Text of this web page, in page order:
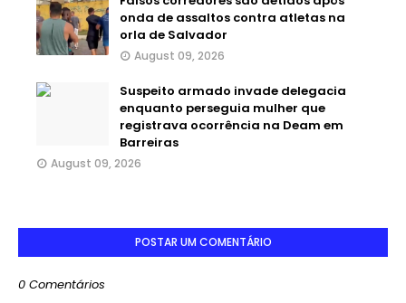
onda de assaltos contra atletas na
orla de Salvador
August 09, 2026
Suspeito armado invade delegacia
enquanto perseguia mulher que
registrava ocorrência na Deam em
Barreiras
August 09, 2026
POSTAR UM COMENTÁRIO
0 Comentários